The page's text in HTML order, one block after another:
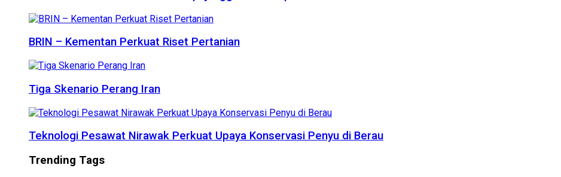
BRIN – Kementan Perkuat Riset Pertanian
Tiga Skenario Perang Iran
Teknologi Pesawat Nirawak Perkuat Upaya Konservasi Penyu di Berau
Trending Tags